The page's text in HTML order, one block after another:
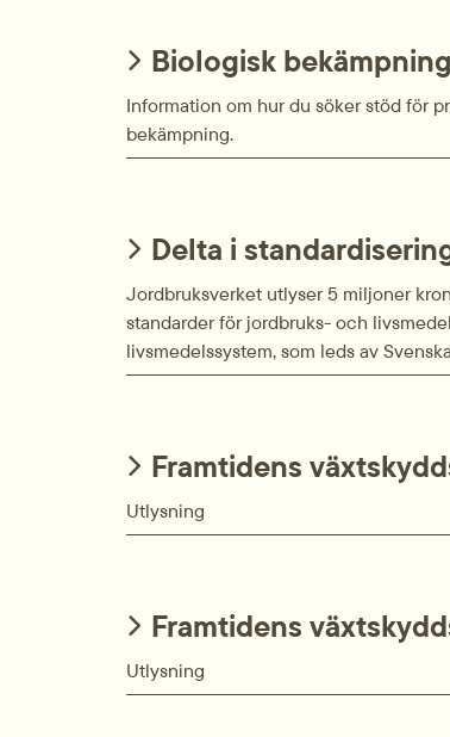
Biologisk bekämpning
Information om hur du söker stöd för
bekämpning.
Delta i
Jordbruksverket utlyser 5 miljoner
standarder för jordbruks- och
livsmedelssystem, som leds av
Framtidens
Utlysning
Framtidens
Utlysning